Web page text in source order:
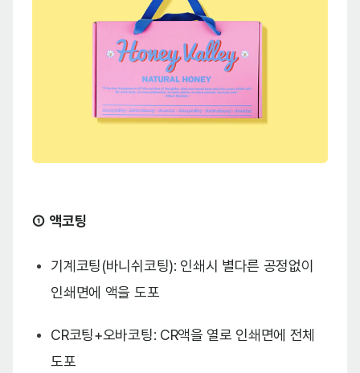
① 액코팅
기계코팅(바니쉬코팅): 인쇄시 별다른 공정없이
인쇄면에 액을 도포
CR코팅+오바코팅: CR액을 열로 인쇄면에 전체
도포